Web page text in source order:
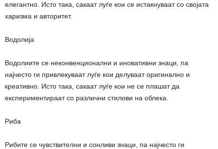
елегантно. Исто така, сакаат луѓе кои се истакнуваат со својата
харизма и авторитет.
Водолија
Водолиите се неконвенционални и иновативни знаци, па
најчесто ги привлекуваат луѓе кои делуваат оригинално и
креативно. Исто така, сакаат луѓе кои не се плашат да
експериментираат со различни стилови на облека.
Риба
Рибите се чувствителни и сонливи знаци, па најчесто ги